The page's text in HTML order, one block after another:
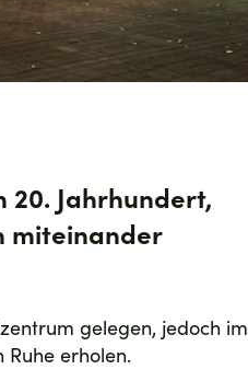
20. Jahrhundert,
miteinander
gelegen, jedoch im
Ruhe erholen.